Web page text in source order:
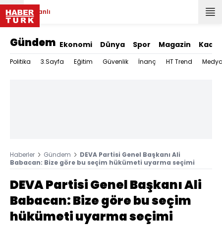
Canlı
Gündem Ekonomi Dünya Spor Magazin Kadın
Politika 3.Sayfa Eğitim Güvenlik İnanç HT Trend
Haberler Gündem
DEVA Partisi Genel Başkanı Ali
Babacan: Bize göre bu seçim hükümeti uyarma seçimi
DEVA Partisi Genel Başkanı Ali
Babacan: Bize göre bu seçim
hükümeti uyarma seçimi